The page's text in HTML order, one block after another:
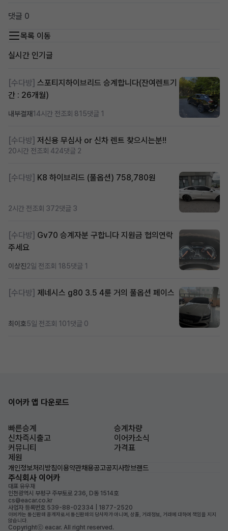
댓글 0
목록 이동
실시간 인기글
[수다방] 스포티지하이브리드 승계합니다(잔여렌트기
간 : 26개월)
내부결재14시간 전조회 815댓글 1
[수다방] 저신용 무심사 or 신차 렌트 찾으시는분!!
20시간 전조회 424댓글 2
[수다방] K8 하이브리드 (풀옵션) 758,780원
2시간 전조회 372댓글 3
[수다방] Gv70 승계자분 구합니다 지원금 협의연락
주세요
이상진2일 전조회 185댓글 1
[수다방] 제네시스 g80 3.5 4륜 거의 풀옵션 페이스
최이호5일 전조회 101 댓글 0
이어카 앱 다운로드
빠른승계
승계차량
신차즉시출고
이어카소식
커뮤니티
가격표
제원
개인정보처리방침이용약관채용공고공지사항브랜드
주식회사 이어카
대표 유우재
인천광역시 부평구 주부토로 236, D동 1514호
cs@eacar.co.kr
사업자 등록번호 539-88-02334 | 1877-2520
이어카는 통신판매 중개자로서 통신판매의 당사자가 아니며, 상품, 거래정보, 거래에 대하여 책임을 지지
않습니다.
Copyrightⓒ eacar. All right reserved.